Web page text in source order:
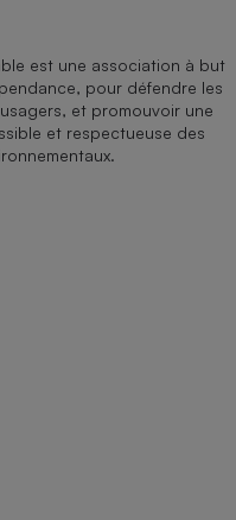
est une association à but
pour défendre les
et promouvoir une
et respectueuse des